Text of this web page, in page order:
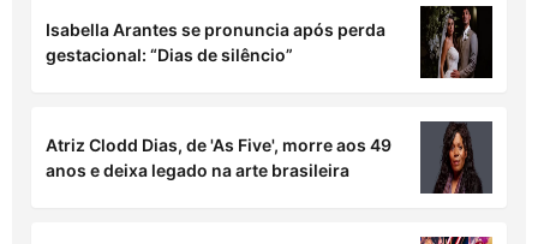
Isabella Arantes se pronuncia após perda
gestacional: “Dias de silêncio”
Atriz Clodd Dias, de 'As Five', morre aos 49
anos e deixa legado na arte brasileira